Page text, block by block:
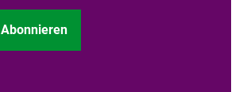
Abonnieren